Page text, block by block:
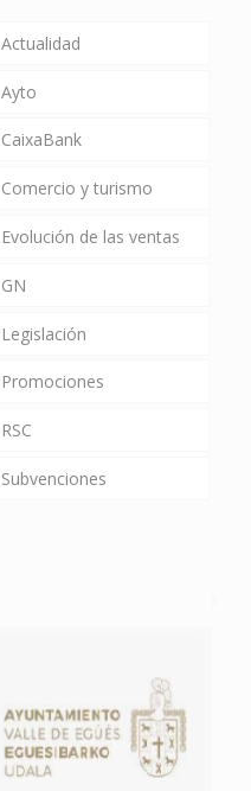
Actualidad
Ayto
CaixaBank
Comercio y turismo
Evolución de las ventas
GN
Legislación
Promociones
RSC
Subvenciones